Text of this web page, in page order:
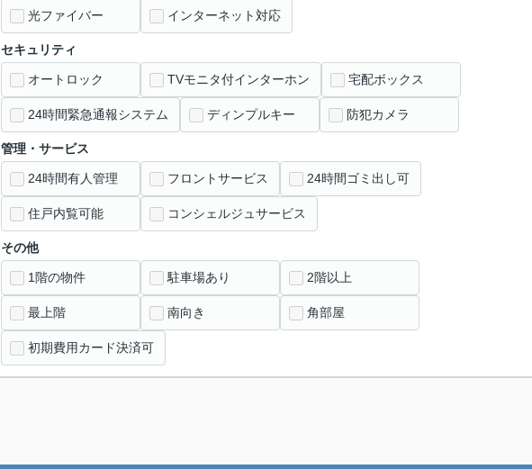
光ファイバー インターネット対応
セキュリティ
オートロック TVモニタ付インターホン 宅配ボックス
24時間緊急通報システム ディンプルキー 防犯カメラ
管理・サービス
24時間有人管理 フロントサービス 24時間ゴミ出し可
住戸内覧可能 コンシェルジュサービス
その他
1階の物件 駐車場あり 2階以上
最上階 南向き 角部屋
初期費用カード決済可